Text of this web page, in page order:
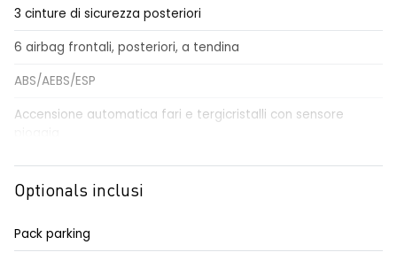
3 cinture di sicurezza posteriori
6 airbag frontali, posteriori, a tendina
ABS/AEBS/ESP
Accensione automatica fari e tergicristalli con sensore
Adaptative cruise control
Airbag per il conducente e passeggero
Alzacristalli elettrici impulsionali anteriori e posteriori
Optionals inclusi
Pack parking